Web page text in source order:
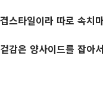
겹스타일이라 따로 속치
겉감은 양사이드를 잡아